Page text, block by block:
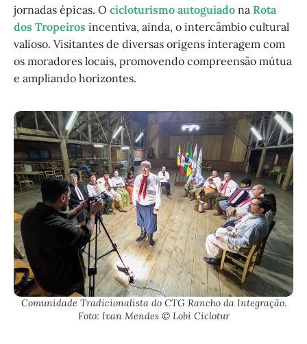
jornadas épicas. O cicloturismo autoguiado na Rota
dos Tropeiros incentiva, ainda, o intercâmbio cultural
valioso. Visitantes de diversas origens interagem com
os moradores locais, promovendo compreensão mútua
e ampliando horizontes.
Comunidade Tradicionalista do CTG Rancho da Integração.
Foto: Ivan Mendes © Lobi Ciclotur